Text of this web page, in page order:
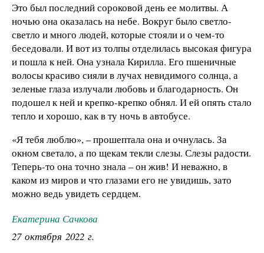
Это был последний сороковой день ее молитвы. А
ночью она оказалась на небе. Вокруг было светло-
светло и много людей, которые стояли и о чем-то
беседовали. И вот из толпы отделилась высокая фигура
и пошла к ней. Она узнала Кирилла. Его пшеничные
волосы красиво сияли в лучах невидимого солнца, а
зеленые глаза излучали любовь и благодарность. Он
подошел к ней и крепко-крепко обнял. И ей опять стало
тепло и хорошо, как в ту ночь в автобусе.
«Я тебя люблю», – прошептала она и очнулась. За
окном светало, а по щекам текли слезы. Слезы радости.
Теперь-то она точно знала – он жив! И неважно, в
каком из миров и что глазами его не увидишь, зато
можно ведь увидеть сердцем.
Екатерина Сачкова
27 октября 2022 г.